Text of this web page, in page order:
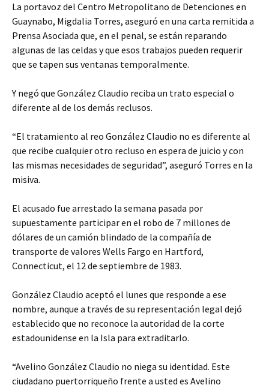
La portavoz del Centro Metropolitano de Detenciones en
Guaynabo, Migdalia Torres, aseguró en una carta remitida a
Prensa Asociada que, en el penal, se están reparando
algunas de las celdas y que esos trabajos pueden requerir
que se tapen sus ventanas temporalmente.
Y negó que González Claudio reciba un trato especial o
diferente al de los demás reclusos.
“El tratamiento al reo González Claudio no es diferente al
que recibe cualquier otro recluso en espera de juicio y con
las mismas necesidades de seguridad”, aseguró Torres en la
misiva.
El acusado fue arrestado la semana pasada por
supuestamente participar en el robo de 7 millones de
dólares de un camión blindado de la compañía de
transporte de valores Wells Fargo en Hartford,
Connecticut, el 12 de septiembre de 1983.
González Claudio aceptó el lunes que responde a ese
nombre, aunque a través de su representación legal dejó
establecido que no reconoce la autoridad de la corte
estadounidense en la Isla para extraditarlo.
“Avelino González Claudio no niega su identidad. Este
ciudadano puertorriqueño frente a usted es Avelino